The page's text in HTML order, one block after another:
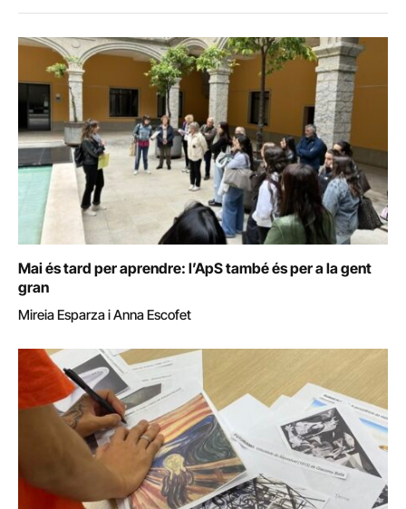
Mai és tard per aprendre: l’ApS també és per a la gent
gran
Mireia Esparza i Anna Escofet